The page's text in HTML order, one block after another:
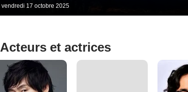
vendredi 17 octobre 2025
Acteurs et actrices